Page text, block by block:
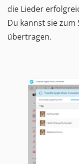
die Lieder
Du kannst sie zum
übertragen.